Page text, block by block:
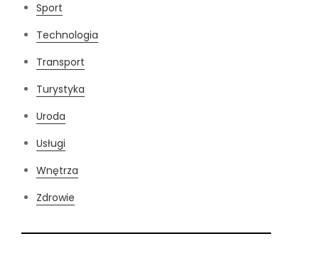
Sport
Technologia
Transport
Turystyka
Uroda
Usługi
Wnętrza
Zdrowie